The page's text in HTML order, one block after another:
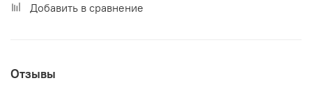
Добавить в сравнение
Отзывы